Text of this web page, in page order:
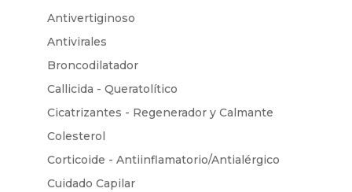
Antivertiginoso
Antivirales
Broncodilatador
Callicida - Queratolítico
Cicatrizantes - Regenerador y Calmante
Colesterol
Corticoide - Antiinflamatorio/Antialérgico
Cuidado Capilar